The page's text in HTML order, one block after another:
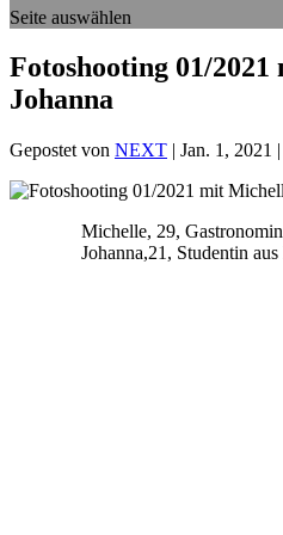
Seite auswählen
Fotoshooting 01/
Johanna
Gepostet von NEXT | Jan. 1, 2021 |
Michelle, 29,
Johanna,21, Studentin